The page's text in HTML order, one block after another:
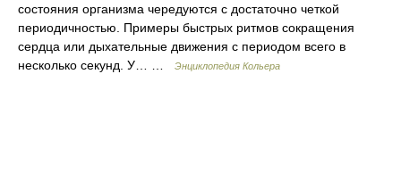
состояния организма чередуются с достаточно четкой
периодичностью. Примеры быстрых ритмов сокращения
сердца или дыхательные движения с периодом всего в
несколько секунд. У… …
Энциклопедия Кольера